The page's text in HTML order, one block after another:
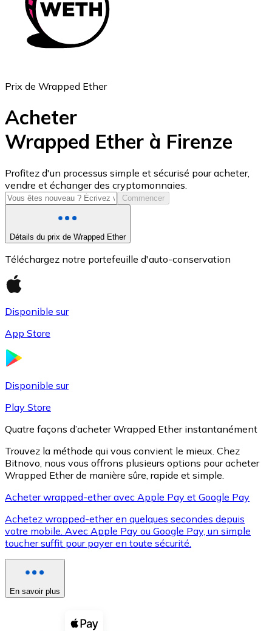
ETH
USD Coin
USDC
XRP
XRP
Voir toutes
Coupons crypto
Prix de Wrapped Ether
Acheter
Wrapped Ether à Firenze
Profitez d'un processus simple et sécurisé pour acheter,
vendre et échanger des cryptomonnaies.
Commencer
Détails du prix de Wrapped Ether
Téléchargez notre portefeuille d'auto-conservation
Disponible sur
App Store
Disponible sur
Play Store
Quatre façons d’acheter Wrapped Ether instantanément
Trouvez la méthode qui vous convient le mieux. Chez
Bitnovo, nous vous offrons plusieurs options pour acheter
Wrapped Ether de manière sûre, rapide et simple.
Acheter wrapped-ether avec Apple Pay et Google Pay
Achetez wrapped-ether en quelques secondes depuis
votre mobile. Avec Apple Pay ou Google Pay, un simple
toucher suffit pour payer en toute sécurité.
En savoir plus